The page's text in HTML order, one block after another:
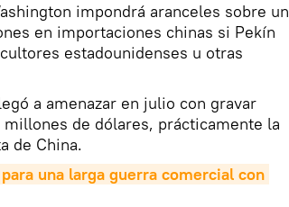
impondrá aranceles sobre un
en importaciones chinas si Pekín
estadounidenses u otras
a amenazar en julio con gravar
de dólares, prácticamente la
de China.
una larga guerra comercial con